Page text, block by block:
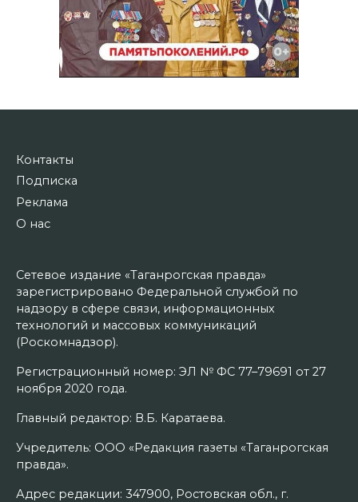
Контакты
Подписка
Реклама
О нас
Сетевое издание «Таганрогская правда»
зарегистрировано Федеральной службой по
надзору в сфере связи, информационных
технологий и массовых коммуникаций
(Роскомнадзор).
Регистрационный номер: ЭЛ № ФС 77–79691 от 27
ноября 2020 года.
Главный редактор: В.Б. Каратаева.
Учредитель: ООО «Редакция газеты «Таганрогская
правда».
Адрес редакции: 347900, Ростовская обл., г.